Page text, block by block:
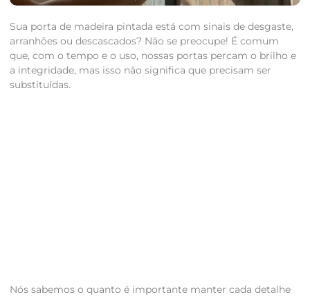
Sua porta de madeira pintada está com sinais de desgaste,
arranhões ou descascados? Não se preocupe! É comum
que, com o tempo e o uso, nossas portas percam o brilho e
a integridade, mas isso não significa que precisam ser
substituídas.
Nós sabemos o quanto é importante manter cada detalhe